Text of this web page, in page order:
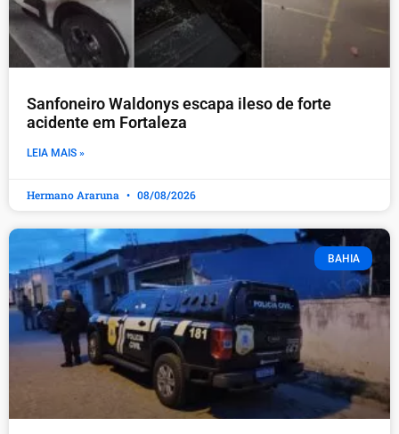
Sanfoneiro Waldonys escapa ileso de forte
acidente em Fortaleza
LEIA MAIS »
Hermano Araruna 08/08/2026
BAHIA